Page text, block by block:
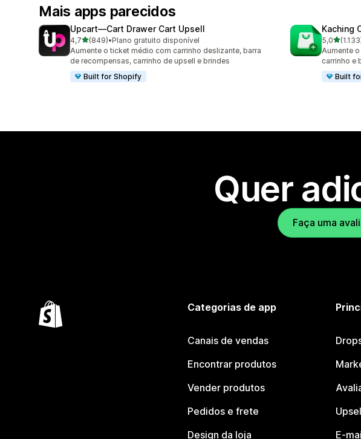
Mais apps parecidos
Upcart—Cart Drawer Cart Upsell
4,7de 5 estrelas
(849)
849 avaliações ao todo
•Plano gratuito disponível
Aumente o ticket médio com carrinho deslizante, barra
de recompensas, carrinho de upsell e brindes
Built for Shopify
Kaching
5,0de 5
1133
Aumente
carrinho e
Built
Quer
Faça uma
Categorias de app
Canais de vendas
Encontrar produtos
Vender produtos
Pedidos e frete
Design da loja
E-